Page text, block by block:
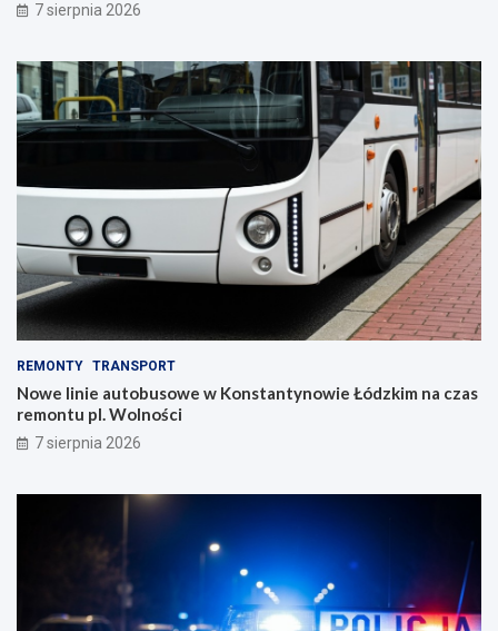
7 sierpnia 2026
REMONTY TRANSPORT
Nowe linie autobusowe w Konstantynowie Łódzkim na czas
remontu pl. Wolności
7 sierpnia 2026